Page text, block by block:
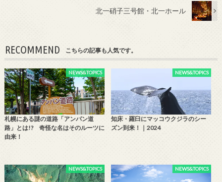
北一硝子三号館・北一ホール
RECOMMEND こちらの記事も人気です。
NEWS&TOPICS
札幌にある謎の道路「アンパン道
路」とは!? 奇怪な名はそのルーツに
由来！
NEWS&TOPICS
知床・羅臼にマッコウクジラのシー
ズン到来！｜2024
NEWS&TOPICS NEWS&TOPICS